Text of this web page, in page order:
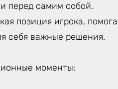
перед самим собой.
позиция игрока,
себя важные решения.
моменты: